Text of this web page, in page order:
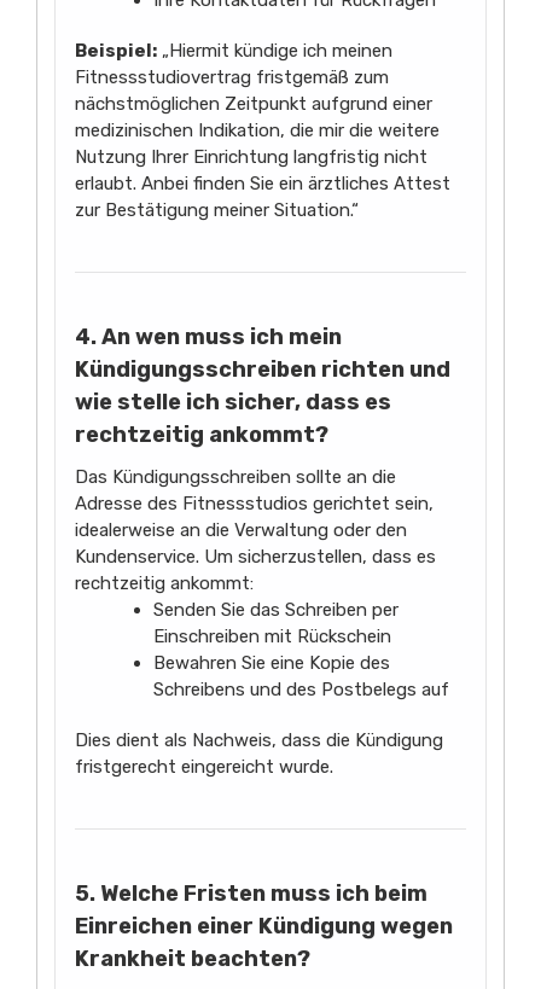
Beispiel: „Hiermit kündige ich meinen
Fitnessstudiovertrag fristgemäß zum
nächstmöglichen Zeitpunkt aufgrund einer
medizinischen Indikation, die mir die weitere
Nutzung Ihrer Einrichtung langfristig nicht
erlaubt. Anbei finden Sie ein ärztliches Attest
zur Bestätigung meiner Situation.“
4. An wen muss ich mein
Kündigungsschreiben richten und
wie stelle ich sicher, dass es
rechtzeitig ankommt?
Das Kündigungsschreiben sollte an die
Adresse des Fitnessstudios gerichtet sein,
idealerweise an die Verwaltung oder den
Kundenservice. Um sicherzustellen, dass es
rechtzeitig ankommt:
Senden Sie das Schreiben per
Einschreiben mit Rückschein
Bewahren Sie eine Kopie des
Schreibens und des Postbelegs auf
Dies dient als Nachweis, dass die Kündigung
fristgerecht eingereicht wurde.
5. Welche Fristen muss ich beim
Einreichen einer Kündigung wegen
Krankheit beachten?